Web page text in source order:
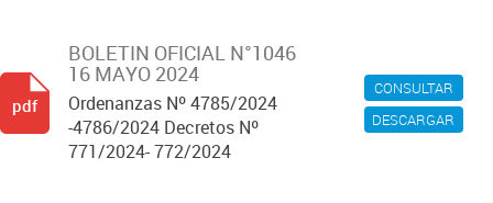
CONSULTAR
DESCARGAR
BOLETIN OFICIAL N°1046
16 MAYO 2024
Ordenanzas Nº 4785/2024
-4786/2024 Decretos Nº
771/2024- 772/2024
pdf